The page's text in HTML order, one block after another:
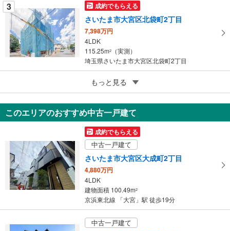
3 成約でもらえる
さいたま市大宮区北袋町2丁目
7,398万円
4LDK
115.25m2
（実測）
埼玉県さいたま市大宮区北袋町2丁目
成約でもらえる
さいたま市大宮区天沼町2丁目
6,999万円
4LDK
99.36m2（実測）
埼玉県さいたま市大宮区天沼町2丁目
もっと見る
このエリアのおすすめ中古一戸建て
成約でもらえる
中古一戸建て
さいたま市大宮区大成町2丁目
4,880万円
4LDK
建物面積 100.49m2
京浜東北線 「大宮」駅 徒歩19分
中古一戸建て